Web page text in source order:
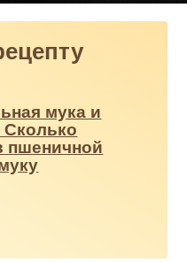
мука и
Сколько
пшеничной